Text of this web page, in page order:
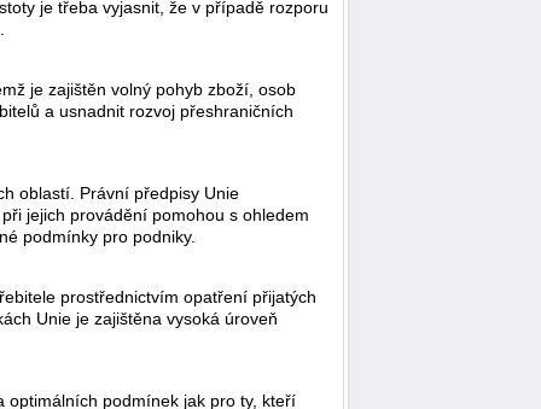
je třeba vyjasnit, že v případě rozporu
je zajištěn volný pohyb zboží, osob
a usnadnit rozvoj přeshraničních
oblastí. Právní předpisy Unie
jejich provádění pomohou s ohledem
podmínky pro podniky.
prostřednictvím opatření přijatých
Unie je zajištěna vysoká úroveň
optimálních podmínek jak pro ty, kteří